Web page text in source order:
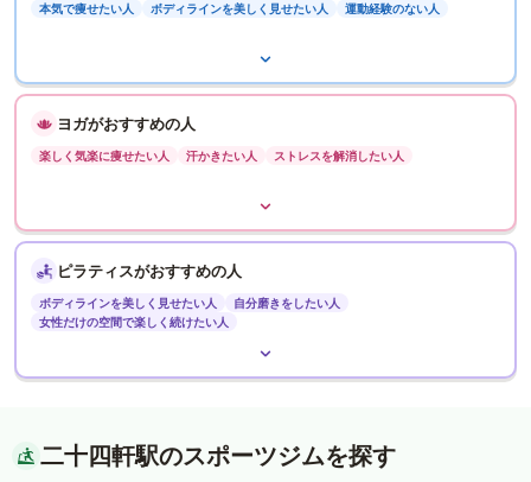
本気で痩せたい人 ボディラインを美しく見せたい人 運動経験のない人
ヨガがおすすめの人
楽しく気楽に痩せたい人 汗かきたい人 ストレスを解消したい人
ピラティスがおすすめの人
ボディラインを美しく見せたい人
自分磨きをしたい人
女性だけの空間で楽しく続けたい人
二十四軒駅のスポーツジムを探す